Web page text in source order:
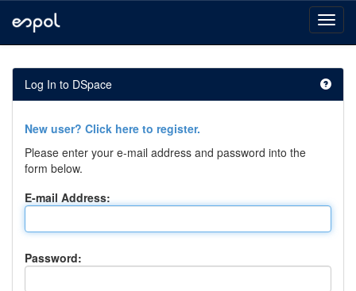
navigation
Log In to DSpace
New user? Click here to register.
Please enter your e-mail address and password into the
form below.
E-mail Address:
Password: